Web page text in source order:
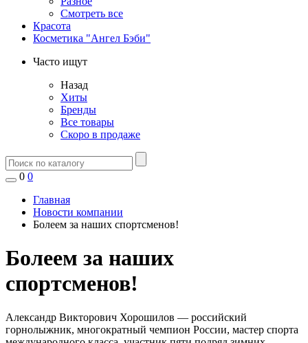
Смотреть все
Красота
Косметика "Ангел Бэби"
Часто ищут
Назад
Хиты
Бренды
Все товары
Скоро в продаже
0 0
Главная
Новости компании
Болеем за наших спортсменов!
Болеем за наших
спортсменов!
Александр Викторович Хорошилов — российский
горнолыжник, многократный чемпион России, мастер спорта